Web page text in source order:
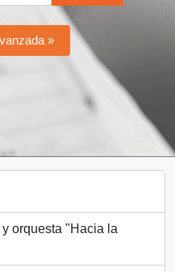
»
orquesta "Hacia la